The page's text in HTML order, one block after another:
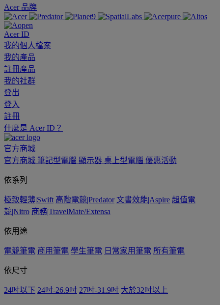
Acer 品牌
Acer ID
我的個人檔案
我的產品
註冊產品
我的社群
登出
登入
註冊
什麼是 Acer ID？
官方商城
官方商城 筆記型電腦 顯示器 桌上型電腦 優惠活動
依系列
極致輕薄|Swift 高階電競|Predator 文書效能|Aspire 超值電
競|Nitro 商務|TravelMate/Extensa
依用途
電競筆電 商用筆電 學生筆電 日常家用筆電 所有筆電
依尺寸
24吋以下 24吋-26.9吋 27吋-31.9吋 大於32吋以上